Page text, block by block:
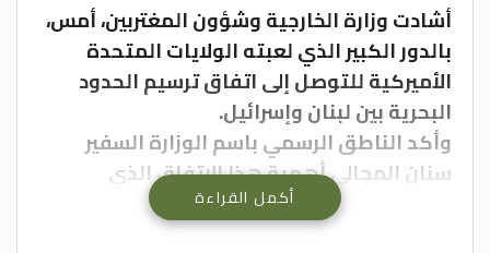
أشادت وزارة الخارجية وشؤون المغتربين، أمس،
بالدور الكبير الذي لعبته الولايات المتحدة
الأميركية للتوصل إلى اتفاق ترسيم الحدود
البحرية بين لبنان وإسرائيل.
وأكد الناطق الرسمي باسم الوزارة السفير
سنان المجالي أهمية هذا الاتفاق الذي
سيمكن لبنان الإفادة من حقول الغاز في البحر
الأبيض المتوسط، وبالتالي مساعدة لبنان على
أكمل القراءة